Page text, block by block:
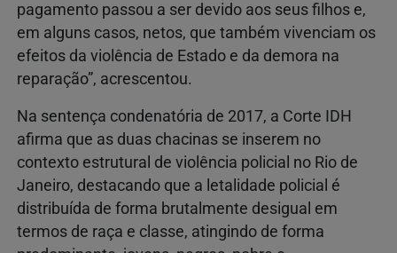
pagamento passou a ser devido aos seus filhos e,
em alguns casos, netos, que também vivenciam os
efeitos da violência de Estado e da demora na
reparação”, acrescentou.
Na sentença condenatória de 2017, a Corte IDH
afirma que as duas chacinas se inserem no
contexto estrutural de violência policial no Rio de
Janeiro, destacando que a letalidade policial é
distribuída de forma brutalmente desigual em
termos de raça e classe, atingindo de forma